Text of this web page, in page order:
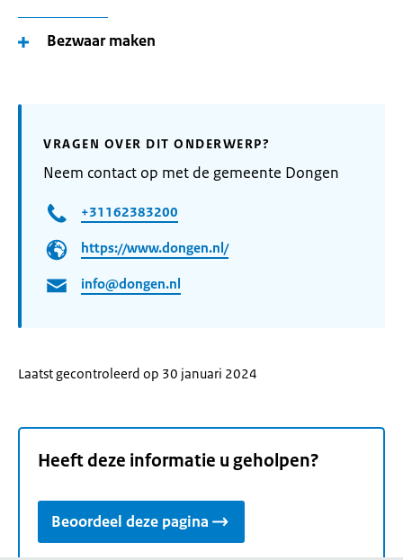
Bezwaar maken
VRAGEN OVER DIT ONDERWERP?
Neem contact op met de gemeente Dongen
+31162383200
https://www.dongen.nl/
info@dongen.nl
Laatst gecontroleerd op 30 januari 2024
Heeft deze informatie u geholpen?
Beoordeel deze pagina